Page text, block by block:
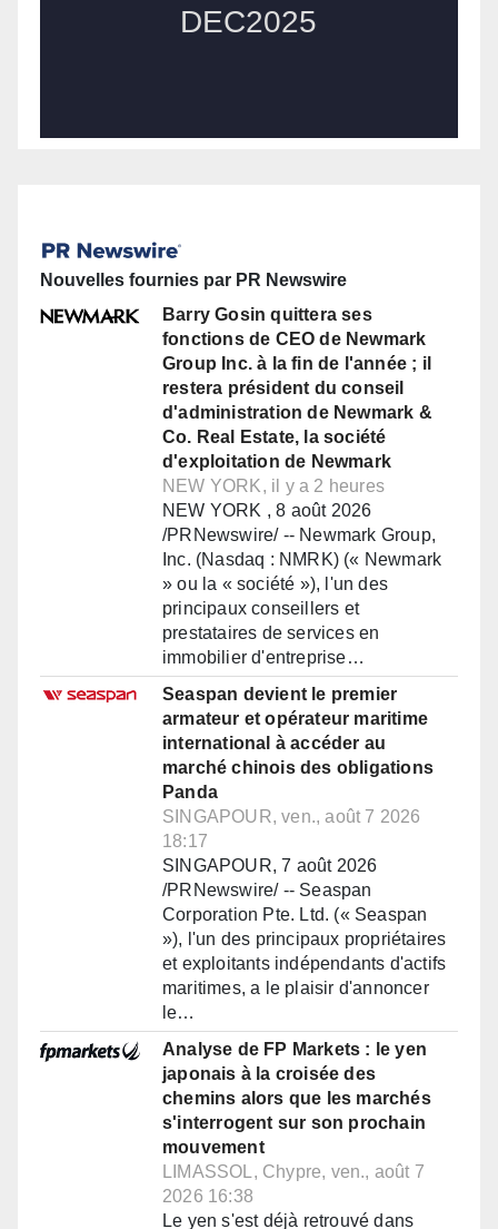
Nouvelles fournies par PR Newswire
Barry Gosin quittera ses
fonctions de CEO de Newmark
Group Inc. à la fin de l'année ; il
restera président du conseil
d'administration de Newmark &
Co. Real Estate, la société
d'exploitation de Newmark
NEW YORK, il y a 2 heures
NEW YORK , 8 août 2026
/PRNewswire/ -- Newmark Group,
Inc. (Nasdaq : NMRK) (« Newmark
» ou la « société »), l'un des
principaux conseillers et
prestataires de services en
immobilier d'entreprise…
Seaspan devient le premier
armateur et opérateur maritime
international à accéder au
marché chinois des obligations
Panda
SINGAPOUR, ven., août 7 2026
18:17
SINGAPOUR, 7 août 2026
/PRNewswire/ -- Seaspan
Corporation Pte. Ltd. (« Seaspan
»), l'un des principaux propriétaires
et exploitants indépendants d'actifs
maritimes, a le plaisir d'annoncer
le…
Analyse de FP Markets : le yen
japonais à la croisée des
chemins alors que les marchés
s'interrogent sur son prochain
mouvement
LIMASSOL, Chypre, ven., août 7
2026 16:38
Le yen s'est déjà retrouvé dans